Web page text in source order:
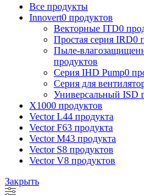
Все продукты
Innovert0 продуктов
Векторные ITD0
Простая серия IRD0
Пыле-
продуктов
Серия IHD Pump0
Серия для
Универсальный ISD
X1000 продуктов
Vector L44 продукта
Vector F63 продукта
Vector M43 продукта
Vector S8 продуктов
Vector V8 продуктов
Закрыть